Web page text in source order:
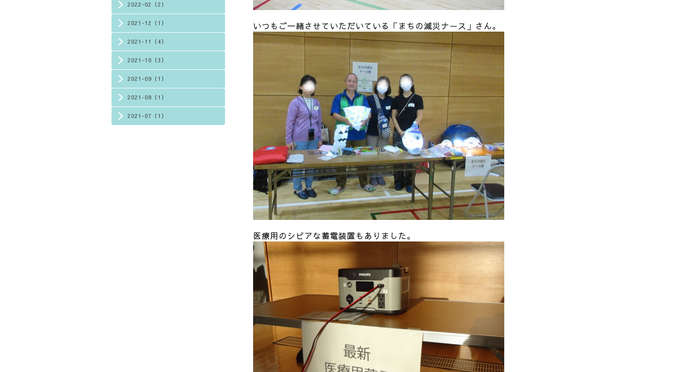
2022-02（2）
2021-12（1）
2021-11（4）
2021-10（3）
2021-09（1）
2021-08（1）
2021-07（1）
いつもご一緒させていただいている「まちの減災ナース」さん。
医療用のシビアな蓄電装置もありました。